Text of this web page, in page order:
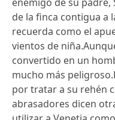
de la finca contigua a
recuerda como el
vientos de
convertido en un
mucho más
por tratar a su rehén
abrasadores dicen